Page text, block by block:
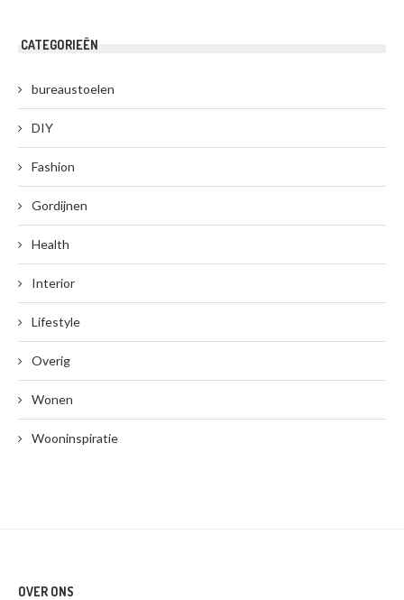
CATEGORIEËN
bureaustoelen
DIY
Fashion
Gordijnen
Health
Interior
Lifestyle
Overig
Wonen
Wooninspiratie
OVER ONS